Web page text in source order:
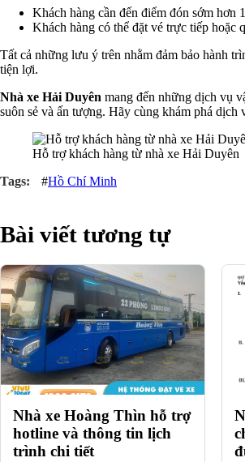
Khách hàng cần đến điểm đón sớm hơn
Khách hàng có thể đặt vé trực tiếp hoặc
Tất cả những lưu ý trên nhằm đảm bảo hành
tiện lợi.
Nhà xe Hải Duyên mang đến những dịch vụ
suôn sẻ và ấn tượng. Hãy cùng khám phá dịch
Hỗ trợ khách hàng từ nhà xe Hải Duyên
#Hồ Chí Minh
Bài viết tương tự
Nhà xe Hoàng Thìn hỗ trợ
hotline và thông tin lịch
trình chi tiết